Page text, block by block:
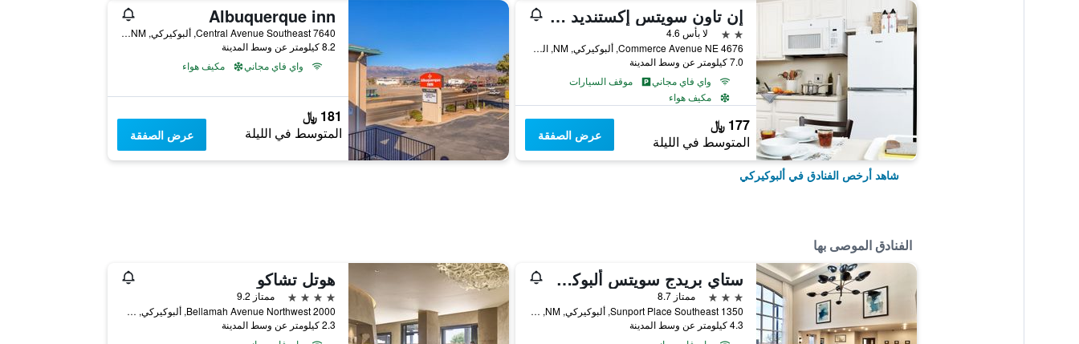
إن تاون سويتس إكستنديد ستاي ألبوكيرك
2 نجمتين
لا بأس 4.6
4676 Commerce Avenue NE, ألبوكيركي, NM, الولايات المتحدة الأميريكية
7.0 كيلومتر عن وسط المدينة
واي فاي مجاني
موقف السيارات
مكيف هواء
177 ﷼
المتوسط في الليلة عرض الصفقة
Albuquerque inn
7640 Central Avenue Southeast, ألبوكيركي, NM, الولايات المتحدة الأميريكية
8.2 كيلومتر عن وسط المدينة
واي فاي مجاني
مكيف هواء
181 ﷼
المتوسط في الليلة عرض الصفقة
شاهد أرخص الفنادق في ألبوكيركي
الفنادق الموصى بها
ستاي بريدج سويتس ألبوكورك - أيربورت بي آيتش جي
3 نجوم
ممتاز 8.7
1350 Sunport Place Southeast, ألبوكيركي, NM, الولايات المتحدة الأميريكية
4.3 كيلومتر عن وسط المدينة
هوتل تشاكو
4 نجوم
ممتاز 9.2
2000 Bellamah Avenue Northwest, ألبوكيركي, NM, الولايات المتحدة الأميريكية
2.3 كيلومتر عن وسط المدينة